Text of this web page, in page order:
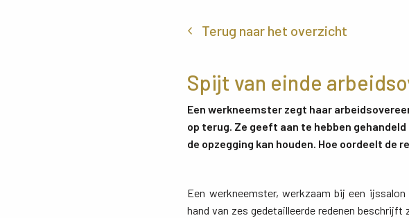
Terug naar het overzicht
Spijt van einde
Een werkneemster zegt haar
op terug. Ze geeft aan te hebben
de opzegging kan houden. Hoe oordeelt de
Een werkneemster, werkzaam bij een
hand van zes gedetailleerde redenen